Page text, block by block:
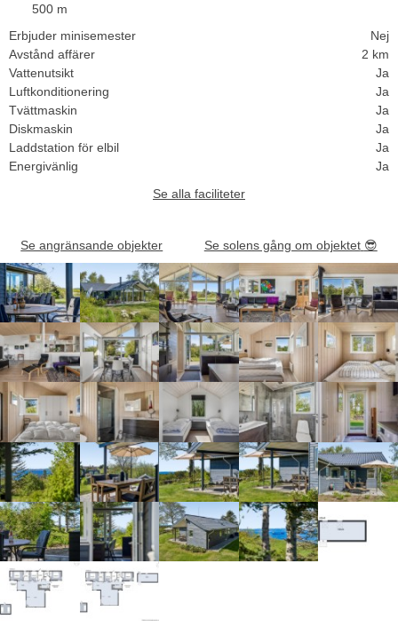
500 m
Erbjuder minisemester
Nej
Avstånd affärer
2 km
Vattenutsikt
Ja
Luftkonditionering
Ja
Tvättmaskin
Ja
Diskmaskin
Ja
Laddstation för elbil
Ja
Energivänlig
Ja
Se alla faciliteter
Se angränsande objekter Se solens gång om objektet 😎